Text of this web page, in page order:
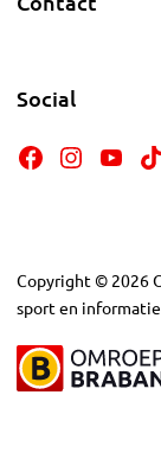
Social
Copyright © 2026
sport en